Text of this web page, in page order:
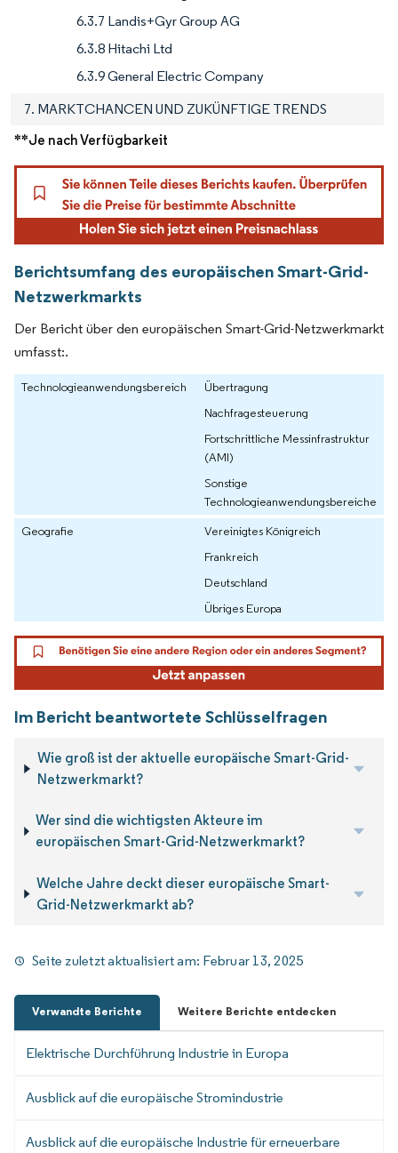
6.3.7 Landis+Gyr Group AG
6.3.8 Hitachi Ltd
6.3.9 General Electric Company
7. MARKTCHANCEN UND ZUKÜNFTIGE TRENDS
**Je nach Verfügbarkeit
Berichtsumfang des europäischen Smart-Grid-
Netzwerkmarkts
Der Bericht über den europäischen Smart-Grid-Netzwerkmarkt
umfasst:.
Technologieanwendungsbereich
Übertragung
Nachfragesteuerung
Fortschrittliche Messinfrastruktur
(AMI)
Sonstige
Technologieanwendungsbereiche
Geografie
Vereinigtes Königreich
Frankreich
Deutschland
Übriges Europa
Im Bericht beantwortete Schlüsselfragen
Wie groß ist der aktuelle europäische Smart-Grid-
Netzwerkmarkt?
Wer sind die wichtigsten Akteure im
europäischen Smart-Grid-Netzwerkmarkt?
Welche Jahre deckt dieser europäische Smart-
Grid-Netzwerkmarkt ab?
Seite zuletzt aktualisiert am: Februar 13, 2025
Verwandte Berichte Weitere Berichte entdecken
Elektrische Durchführung Industrie in Europa
Ausblick auf die europäische Stromindustrie
Ausblick auf die europäische Industrie für erneuerbare